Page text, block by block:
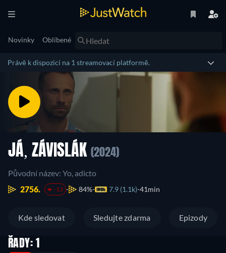
Novinky Oblíbené
Právě k dispozici na 1 streamovací platformě.
JÁ, ZÁVISLÁK (2024)
Původní název: Yo, adicto
2756.
-13 84% 7.9 (1.1k) 41min
Kde sledovat Sledujte zdarma Epizody
ŘADY: 1